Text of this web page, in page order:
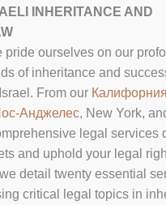
INHERITANCE AND
pride ourselves on our
of inheritance and
From our Калифорния
Анджелес, New York,
legal services
and uphold your legal
detail twenty essential
critical legal topics in